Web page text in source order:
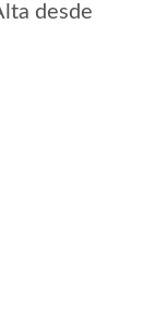
desde